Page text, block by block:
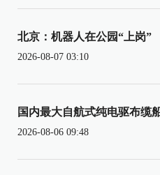
北京：机器人在公园“上岗”
2026-08-07 03:10
国内最大自航式纯电驱布缆
2026-08-06 09:48